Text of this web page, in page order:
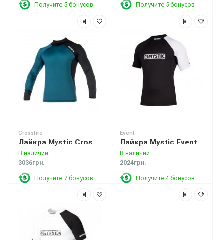
Получите 5 бонусов Получите 5 бонусов
Crossfire
Лайкра Mystic Crossfire L/S Rashvest Teal
В наличии
3036грн.
Получите 7 бонусов
Event
Лайкра Mystic Event Rash Vest S/S (Один размер M-L-XL) Black
В наличии
2024грн.
Получите 4 бонусов